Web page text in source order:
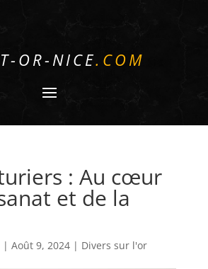
OR-NICE.COM
: Au cœur
et de la
| Août 9, 2024| Divers sur l'or